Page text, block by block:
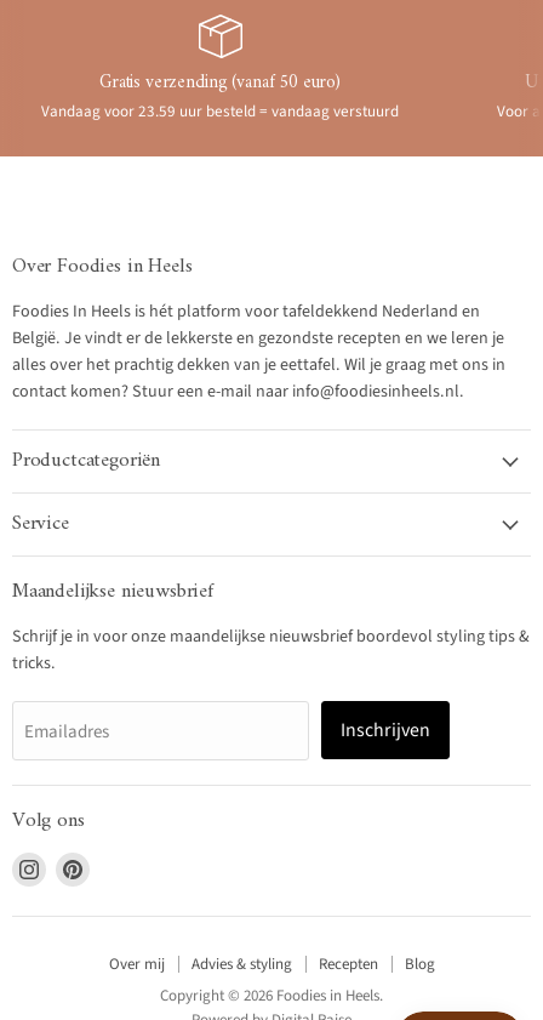
Gratis verzending (vanaf 50 euro)
Vandaag voor 23.59 uur besteld = vandaag verstuurd Voor
Over Foodies in Heels
Foodies In Heels is hét platform voor tafeldekkend Nederland en
België. Je vindt er de lekkerste en gezondste recepten en we leren je
alles over het prachtig dekken van je eettafel. Wil je graag met ons in
contact komen? Stuur een e-mail naar info@foodiesinheels.nl.
Productcategoriën
Service
Maandelijkse nieuwsbrief
Schrijf je in voor onze maandelijkse nieuwsbrief boordevol styling tips &
tricks.
Emailadres Inschrijven
Volg ons
Vind
ons
op
Vind
op
Over mij Advies & styling Recepten
Blog
Copyright © 2026 Foodies in Heels.